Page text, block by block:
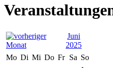
Juni
2025
Mo Di Mi Do Fr Sa So